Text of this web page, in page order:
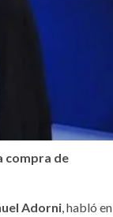
compra de
Adorni , habló en